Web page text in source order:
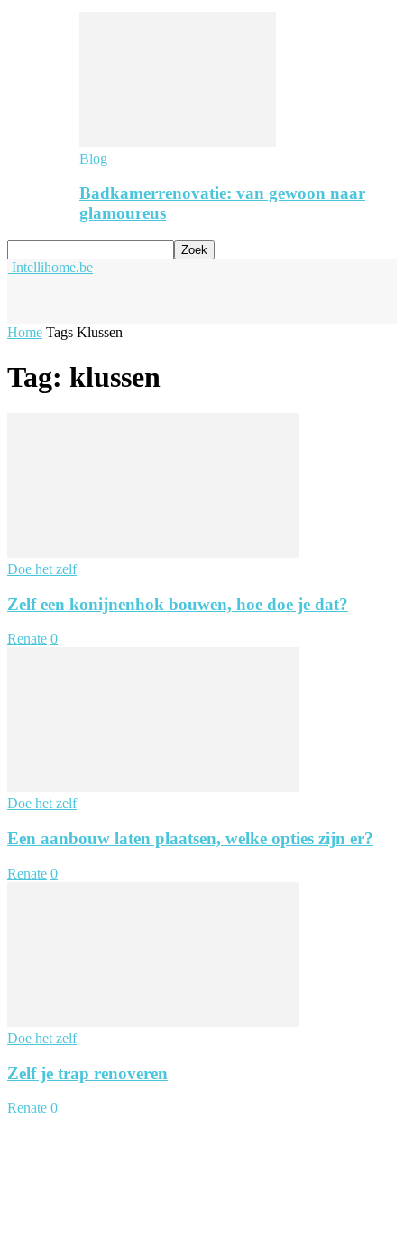
Blog
Badkamerrenovatie: van gewoon naar
glamoureus
Intellihome.be
Home Tags Klussen
Tag: klussen
Doe het zelf
Zelf een konijnenhok bouwen, hoe doe je dat?
Renate 0
Doe het zelf
Een aanbouw laten plaatsen, welke opties zijn er?
Renate 0
Doe het zelf
Zelf je trap renoveren
Renate 0